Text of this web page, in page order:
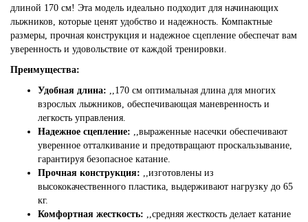
длиной 170 см! Эта модель идеально подходит для начинающих
лыжников, которые ценят удобство и надежность. Компактные
размеры, прочная конструкция и надежное сцепление обеспечат вам
уверенность и удовольствие от каждой тренировки.
Преимущества:
Удобная длина: ,,170 см оптимальная длина для многих
взрослых лыжников, обеспечивающая маневренность и
легкость управления.
Надежное сцепление: ,,выраженные насечки обеспечивают
уверенное отталкивание и предотвращают проскальзывание,
гарантируя безопасное катание.
Прочная конструкция: ,,изготовлены из
высококачественного пластика, выдерживают нагрузку до 65
кг.
Комфортная жесткость: ,,средняя жесткость делает катание